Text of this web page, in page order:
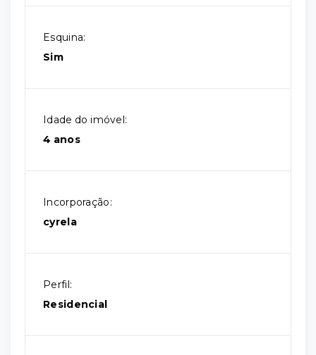
Esquina:
Sim
Idade do imóvel:
4 anos
Incorporação:
cyrela
Perfil:
Residencial